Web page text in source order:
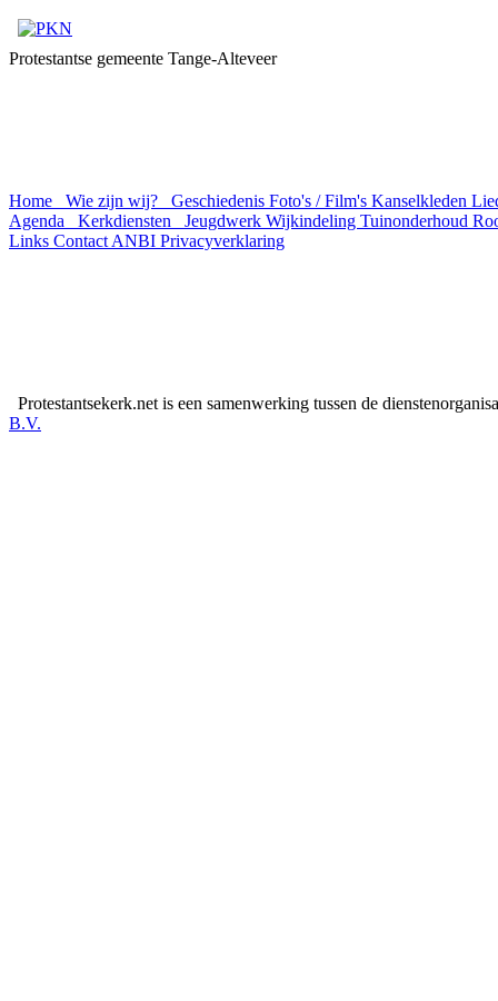
Protestantse gemeente Tange-Alteveer
Home Wie zijn wij? Geschiedenis Foto's / Film's Kanselkleden
Agenda
Kerkdiensten Jeugdwerk Wijkindeling Tuinonderhoud
Links Contact ANBI Privacyverklaring
Protestantsekerk.net is een samenwerking tussen de
B.V.